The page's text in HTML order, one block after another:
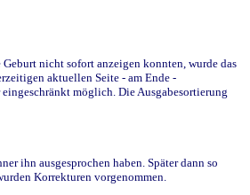
nicht sofort anzeigen konnten, wurde das
aktuellen Seite - am Ende -
möglich. Die Ausgabesortierung
ihn ausgesprochen haben. Später dann so
Korrekturen vorgenommen.